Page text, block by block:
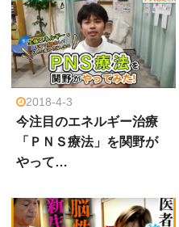
2018-4-3
今注目のエネルギー治療
「ＰＮＳ療法」を関野が
やって…